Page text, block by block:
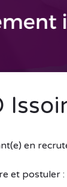
en
et postuler :